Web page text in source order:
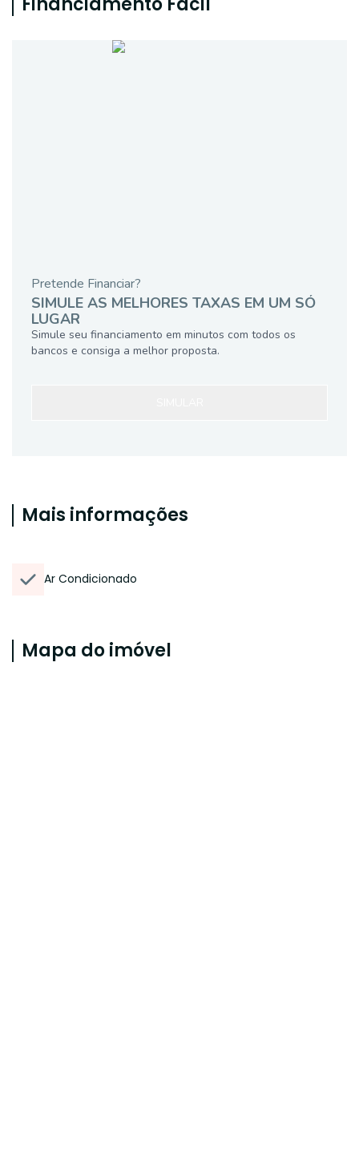
Pretende Financiar?
SIMULE AS MELHORES TAXAS EM UM SÓ
LUGAR
Simule seu financiamento em minutos com todos os
bancos e consiga a melhor proposta.
Mais informações
Ar Condicionado
Mapa do imóvel